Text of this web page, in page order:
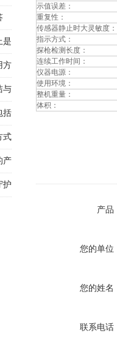
是
方
与
括
式
产
护
示值误差：
重复性：
传感器静止时大灵敏度：
指示方式：
探枪检测长度：
连续工作时间：
仪器电源：
使用环境：
整机重量：
体积：
产品
您的单位
您的姓名
联系电话